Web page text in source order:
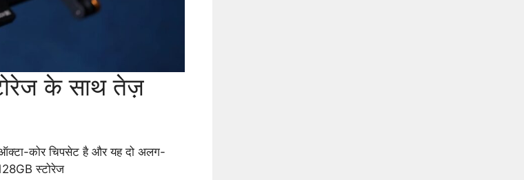
के साथ तेज़
कोर चिपसेट है और यह दो अलग-
स्टोरेज